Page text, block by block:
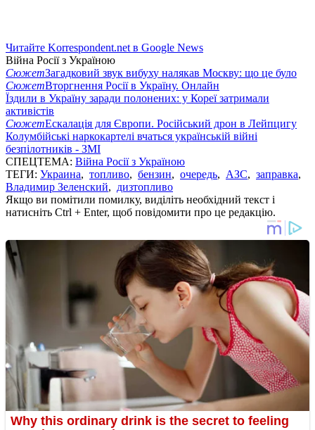
Читайте Korrespondent.net в Google News
Війна Росії з Україною
СюжетЗагадковий звук вибуху налякав Москву: що це було
СюжетВторгнення Росії в Україну. Онлайн
Їздили в Україну заради полонених: у Кореї затримали
активістів
СюжетЕскалація для Європи. Російський дрон в Лейпцигу
Колумбійські наркокартелі вчаться українській війні
безпілотників - ЗМІ
СПЕЦТЕМА: Війна Росії з Україною
ТЕГИ: Украина, топливо, бензин, очередь, АЗС, заправка,
Владимир Зеленский, дизтопливо
Якщо ви помітили помилку, виділіть необхідний текст і
натисніть Ctrl + Enter, щоб повідомити про це редакцію.